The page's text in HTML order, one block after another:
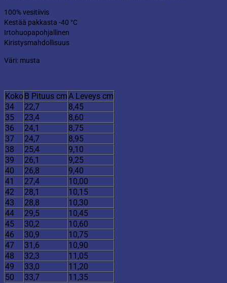
100% vesitiivis
Kestää pakkasta -40 °C
Irtohuopapohjallinen
Kiristysmahdollisuus
Väri: musta
Koko B Pituus cmA Leveys cm
34
22,7
8,45
35
23,4
8,60
36
24,1
8,75
37
24,7
8,95
38
25,4
9,10
39
26,1
9,25
40
26,8
9,40
41
27,4
10,00
42
28,1
10,15
43
28,8
10,30
44
29,5
10,45
45
30,2
10,60
46
30,9
10,75
47
31,6
10,90
48
32,3
11,05
49
33,0
11,20
50
33,7 11,35